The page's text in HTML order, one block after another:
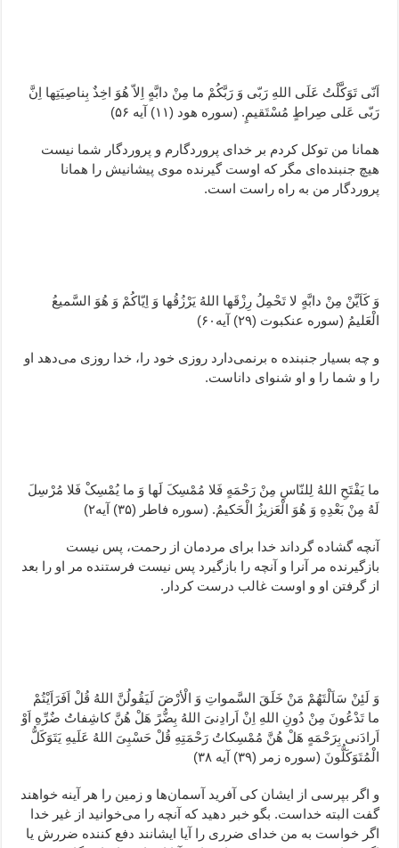
اَنّی تَوَکَّلْتُ عَلَی اللهِ رَبّی وَ رَبَّکُمْ ما مِنْ دابَّهٍ اِلاّ هُوَ اخِذٌ بِناصِیَتِها اِنَّ
رَبّی عَلی صِراطٍ مُسْتَقیمٍ. (سوره هود (۱۱) آیه ۵۶)
همانا من توکل کردم بر خدای پروردگارم و پروردگار شما نیست
هیچ جنبنده‌ای مگر که اوست گیرنده موی پیشانیش را همانا
پروردگار من به راه راست است.
وَ کَاَیَّنْ مِنْ دابَّهٍ لا تَحْمِلُ رِزْقَها اللهُ یَرْزُقُها وَ اِیّاکُمْ وَ هُوَ السَّمیعُ
الْعَلیمُ (سوره عنکبوت (۲۹) آیه۶۰)
و چه بسیار جنبنده ه برنمی‌دارد روزی خود را، خدا روزی می‌دهد او
را و شما را و او شنوای داناست.
ما یَفْتَحِ اللهُ لِلنّاسِ مِنْ رَحْمَهٍ فَلا مُمْسِکَ لَها وَ ما یُمْسِکْ فَلا مُرْسِلَ
لَهُ مِنْ بَعْدِهِ وَ هُوَ الْعَزیزُ الْحَکیمُ. (سوره فاطر (۳۵) آیه۲)
آنچه گشاده گرداند خدا برای مردمان از رحمت، پس نیست
بازگیرنده مر آنرا و ‌آنچه را بازگیرد پس نیست فرستنده مر او را بعد
از گرفتن او و اوست غالب درست کردار.
وَ لَئِنْ سَاَلْتَهُمْ مَنْ خَلَقَ السَّمواتِ وَ الْأرْضَ لَیَقُولُنَّ اللهُ قُلْ اَفَرَاَیْتُمْ
ما تَدْعُونَ مِنْ دُونِ اللهِ اِنْ اَرادِنیَ اللهُ بِضُّرً هَلْ هُنَّ کاشِفاتُ ضٌرِّهِ اَوْ
اَرادَنی بِرَحْمَهٍ هَلْ هُنَّ مُمْسِکاتُ رَحْمَتِهِ قُلْ حَسْبِیَ اللهُ عَلَیهِ یَتَوَکَلُّ
الْمُتَوَکَلُّونَ (سوره زمر (۳۹) آیه ۳۸)
و اگر بپرسی از ایشان کی آفرید آسمان‌ها و زمین را هر آینه خواهند
گفت البته خداست. بگو خبر دهید که آنچه را می‌خوانید از غیر خدا
اگر خواست به من خدای ضرری را آیا ایشانند دفع کننده ضررش یا